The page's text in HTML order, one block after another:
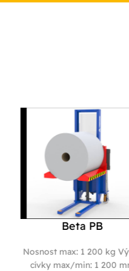
Beta PB
Nosnost max: 1 200 kg
cívky max/min: 1 200